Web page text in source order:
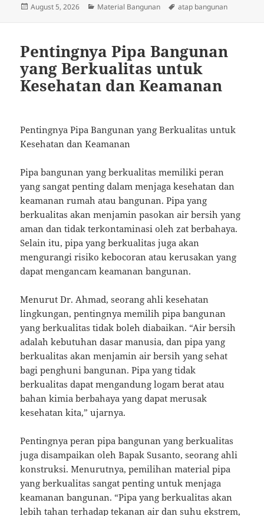
Posted
August 5, 2026 Categories
Material Bangunan Tags
atap bangunan
Pentingnya Pipa Bangunan
yang Berkualitas untuk
Kesehatan dan Keamanan
Pentingnya Pipa Bangunan yang Berkualitas untuk
Kesehatan dan Keamanan
Pipa bangunan yang berkualitas memiliki peran
yang sangat penting dalam menjaga kesehatan dan
keamanan rumah atau bangunan. Pipa yang
berkualitas akan menjamin pasokan air bersih yang
aman dan tidak terkontaminasi oleh zat berbahaya.
Selain itu, pipa yang berkualitas juga akan
mengurangi risiko kebocoran atau kerusakan yang
dapat mengancam keamanan bangunan.
Menurut Dr. Ahmad, seorang ahli kesehatan
lingkungan, pentingnya memilih pipa bangunan
yang berkualitas tidak boleh diabaikan. “Air bersih
adalah kebutuhan dasar manusia, dan pipa yang
berkualitas akan menjamin air bersih yang sehat
bagi penghuni bangunan. Pipa yang tidak
berkualitas dapat mengandung logam berat atau
bahan kimia berbahaya yang dapat merusak
kesehatan kita,” ujarnya.
Pentingnya peran pipa bangunan yang berkualitas
juga disampaikan oleh Bapak Susanto, seorang ahli
konstruksi. Menurutnya, pemilihan material pipa
yang berkualitas sangat penting untuk menjaga
keamanan bangunan. “Pipa yang berkualitas akan
lebih tahan terhadap tekanan air dan suhu ekstrem,